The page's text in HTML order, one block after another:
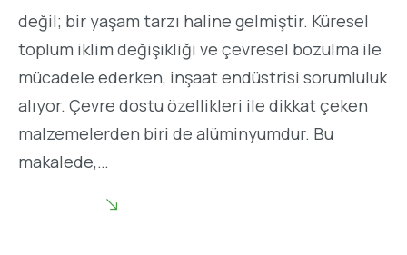
değil; bir yaşam tarzı haline gelmiştir. Küresel
toplum iklim değişikliği ve çevresel bozulma ile
mücadele ederken, inşaat endüstrisi sorumluluk
alıyor. Çevre dostu özellikleri ile dikkat çeken
malzemelerden biri de alüminyumdur. Bu
makalede,…